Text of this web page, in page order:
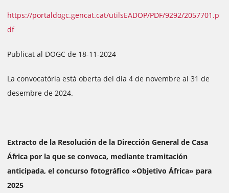
https://portaldogc.gencat.cat/utilsEADOP/PDF/9292/2057701.p
df
Publicat al DOGC de 18-11-2024
La convocatòria està oberta del dia 4 de novembre al 31 de
desembre de 2024.
Extracto de la Resolución de la Dirección General de Casa
África por la que se convoca, mediante tramitación
anticipada, el concurso fotográfico «Objetivo África» para
2025